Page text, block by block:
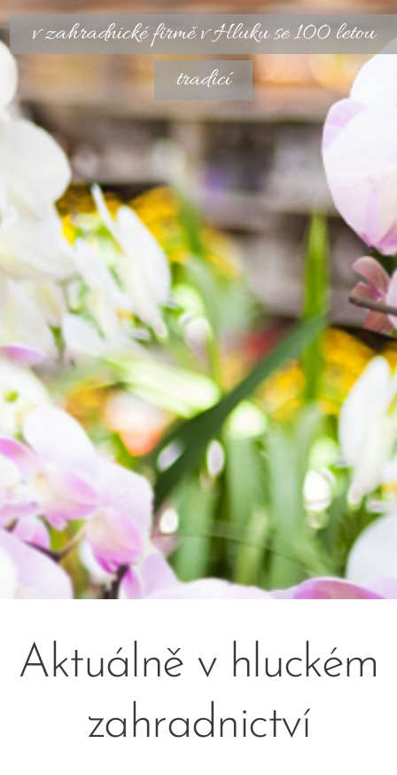
v zahradnické firmě v Hluku se 100 letou
tradicí
Aktuálně v hluckém
zahradnictví